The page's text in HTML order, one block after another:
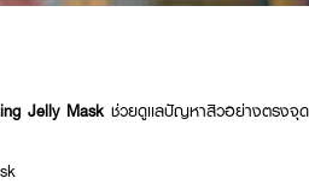
Jelly Maskช่วยดูเเลปัญหาสิวอย่างตรงจุด